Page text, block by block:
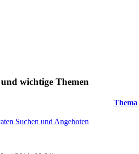
wichtige Themen
Thema
Suchen und Angeboten